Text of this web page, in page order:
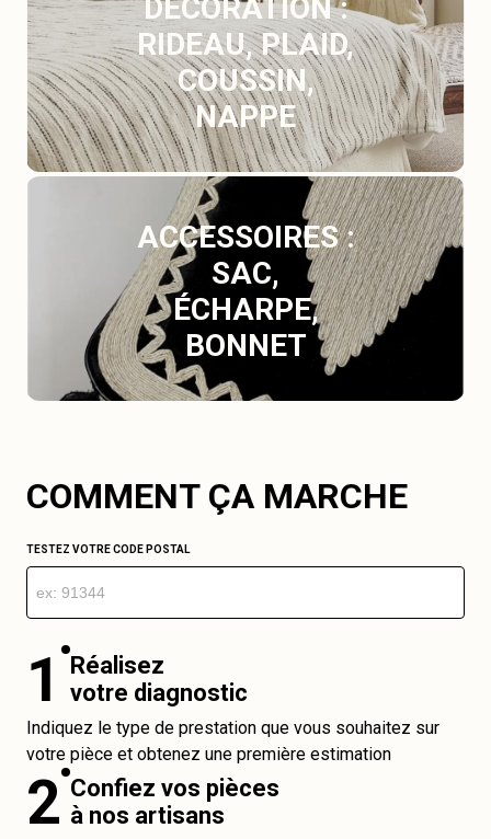
DÉCORATION :
RIDEAU, PLAID,
COUSSIN,
NAPPE
ACCESSOIRES :
SAC,
ÉCHARPE,
BONNET
COMMENT ÇA MARCHE
TESTEZ VOTRE CODE POSTAL
1
Réalisez
votre diagnostic
Indiquez le type de prestation que vous souhaitez sur
votre pièce et obtenez une première estimation
2 Confiez vos pièces
à nos artisans